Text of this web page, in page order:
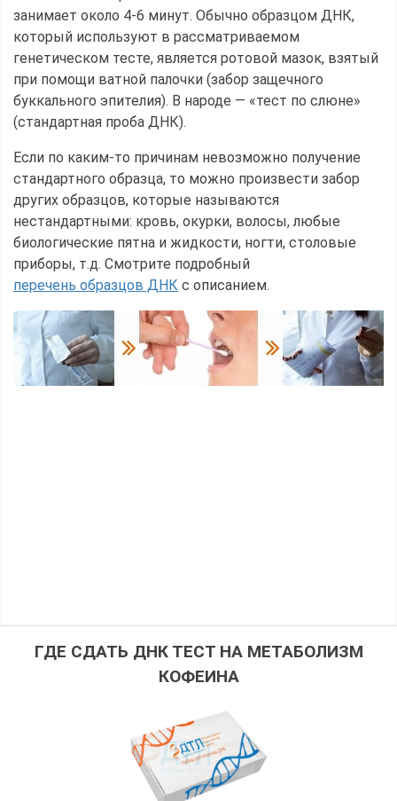
занимает около 4-6 минут. Обычно образцом ДНК,
который используют в рассматриваемом
генетическом тесте, является ротовой мазок, взятый
при помощи ватной палочки (забор защечного
буккального эпителия). В народе — «тест по слюне»
(стандартная проба ДНК).
Если по каким-то причинам невозможно получение
стандартного образца, то можно произвести забор
других образцов, которые называются
нестандартными: кровь, окурки, волосы, любые
биологические пятна и жидкости, ногти, столовые
приборы, т.д. Смотрите подробный
перечень образцов ДНК с описанием.
ГДЕ СДАТЬ ДНК ТЕСТ НА МЕТАБОЛИЗМ
КОФЕИНА